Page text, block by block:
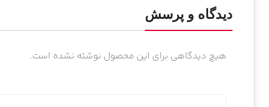
دیدگاه و پرسش
هیچ دیدگاهی برای این محصول نوشته نشده است.